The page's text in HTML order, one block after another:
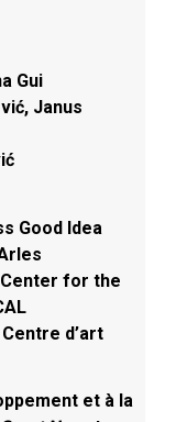
Gui
Janus
Good Idea
for the
d’art
et à la